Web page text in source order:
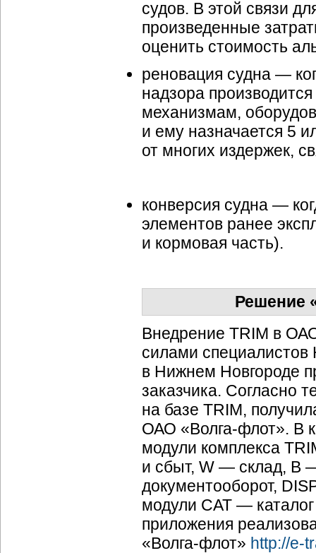
судов. В этой связи
произведенные
оценить стоимость
реновация судна —
надзора
механизмам,
и ему назначается 5
от многих издержек,
конверсия судна —
элементов ранее
и кормовая часть).
Решение
Внедрение TRIM в
силами
в Нижнем Новгороде
заказчика. Согласно
на базе TRIM,
ОАО «Волга-флот». В
модули комплекса
и сбыт, W — склад, B
документооборот,
модули CAT —
приложения
«Волга-флот» http://e-